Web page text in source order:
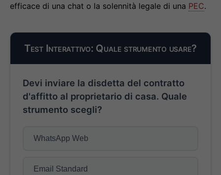
efficace di una chat o la solennità legale di una PEC.
Test Interattivo: Quale strumento usare?
Devi inviare la disdetta del contratto
d'affitto al proprietario di casa. Quale
strumento scegli?
WhatsApp Web
Email Standard